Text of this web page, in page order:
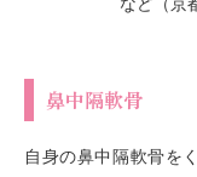
鼻中隔軟骨
自身の鼻中隔軟骨を